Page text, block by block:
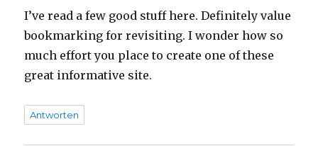
I’ve read a few good stuff here. Definitely value
bookmarking for revisiting. I wonder how so
much effort you place to create one of these
great informative site.
Antworten